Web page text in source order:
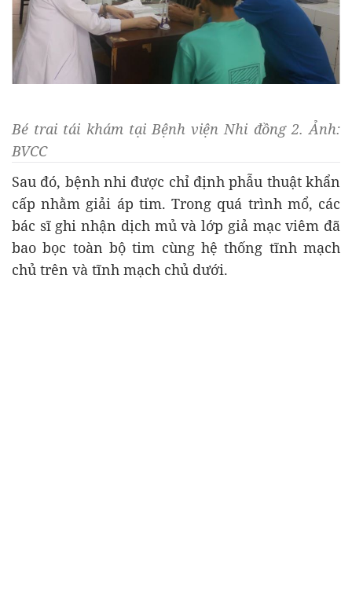
Bé trai tái khám tại Bệnh viện Nhi đồng 2. Ảnh:
BVCC
Sau đó, bệnh nhi được chỉ định phẫu thuật khẩn
cấp nhằm giải áp tim. Trong quá trình mổ, các
bác sĩ ghi nhận dịch mủ và lớp giả mạc viêm đã
bao bọc toàn bộ tim cùng hệ thống tĩnh mạch
chủ trên và tĩnh mạch chủ dưới.